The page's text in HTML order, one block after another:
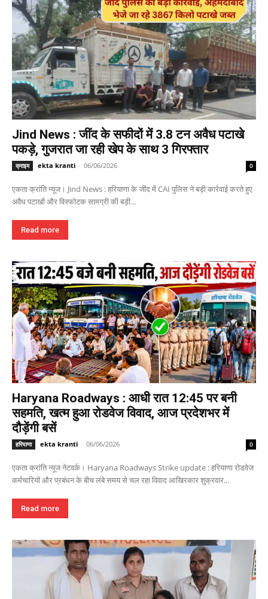
Jind News : जींद के सफीदों में 3.8 टन अवैध पटाखे
पकड़े, गुजरात जा रही खेप के साथ 3 गिरफ्तार
क्राइम ekta kranti - 06/06/2026 0
एकता क्रांति न्यूज। Jind News : हरियाणा के जींद में CAI पुलिस ने बड़ी कार्रवाई करते हुए
अवैध पटाखों और विस्फोटक सामग्री की बड़ी...
Read more
Haryana Roadways : आधी रात 12:45 पर बनी
सहमति, खत्म हुआ रोडवेज विवाद, आज प्रदेशभर में
दौड़ेंगी बसें
हरियाणा ekta kranti - 06/06/2026 0
एकता क्रांति न्यूज नेटवर्क। Haryana Roadways Strike update : हरियाणा रोडवेज
कर्मचारियों और प्रबंधन के बीच लंबे समय से चल रहा विवाद आखिरकार शुक्रवार...
Read more